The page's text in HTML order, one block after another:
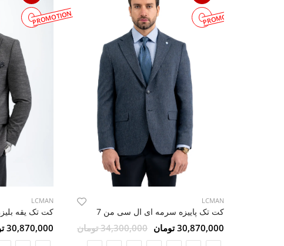
PROMOTION
LCMAN
کت تک پاییزه سرمه ای ال سی من 7
30,870,000 تومان 34,300,000 تومان
PROMOTION
LCMAN
30,870,000 تومان